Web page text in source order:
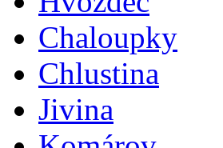
Chaloupky
Chlustina
Jivina